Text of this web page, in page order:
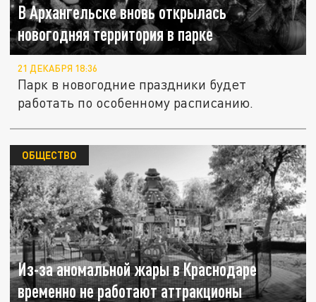
В Архангельске вновь открылась
новогодняя территория в парке
21 ДЕКАБРЯ 18:36
Парк в новогодние праздники будет
работать по особенному расписанию.
Из-за аномальной жары в Краснодаре
временно не работают аттракционы
ОБЩЕСТВО